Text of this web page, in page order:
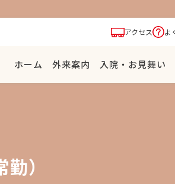
アクセス よ
ホーム 外来案内 ⼊院・お⾒舞い
）